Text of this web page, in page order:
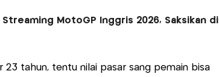
MotoGP Inggris 2026, Saksikan di
23 tahun, tentu nilai pasar sang pemain bisa